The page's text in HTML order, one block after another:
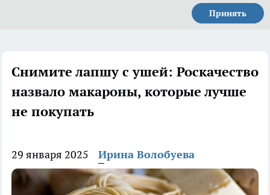
Принять
Снимите лапшу с ушей: Роскачество
назвало макароны, которые лучше
не покупать
29 января 2025 Ирина Волобуева